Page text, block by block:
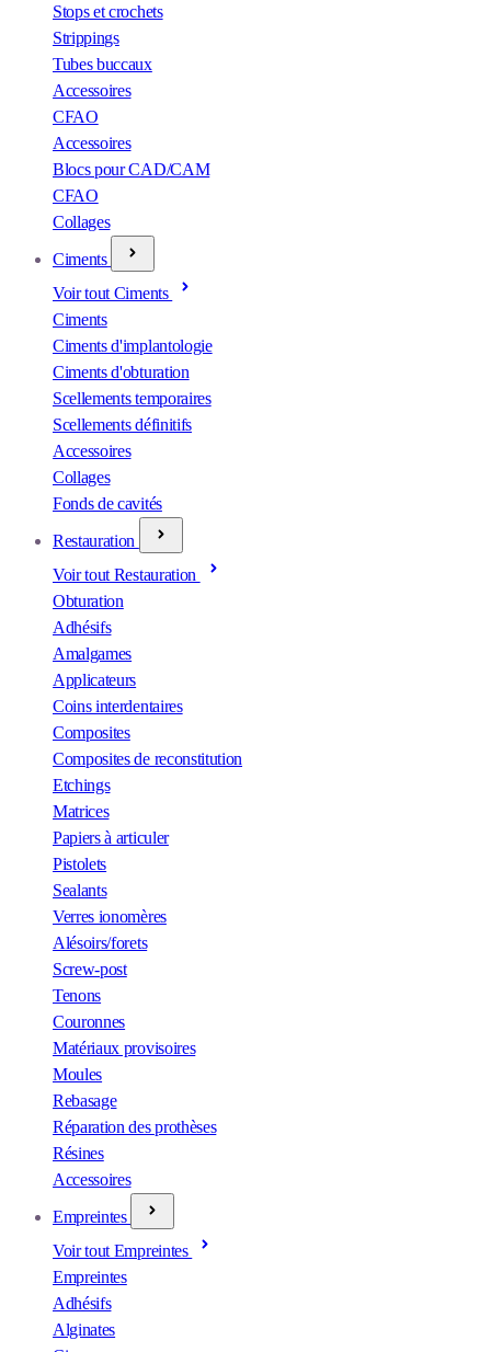
Stops et crochets
Strippings
Tubes buccaux
Accessoires
CFAO
Accessoires
Blocs pour CAD/CAM
CFAO
Collages
Ciments
Voir tout Ciments
Ciments
Ciments d'implantologie
Ciments d'obturation
Scellements temporaires
Scellements définitifs
Accessoires
Collages
Fonds de cavités
Restauration
Voir tout Restauration
Obturation
Adhésifs
Amalgames
Applicateurs
Coins interdentaires
Composites
Composites de reconstitution
Etchings
Matrices
Papiers à articuler
Pistolets
Sealants
Verres ionomères
Alésoirs/forets
Screw-post
Tenons
Couronnes
Matériaux provisoires
Moules
Rebasage
Réparation des prothèses
Résines
Accessoires
Empreintes
Voir tout Empreintes
Empreintes
Adhésifs
Alginates